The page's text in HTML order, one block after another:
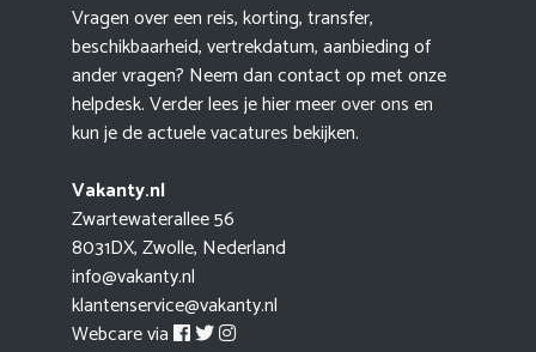
Vragen over een reis, korting, transfer,
beschikbaarheid, vertrekdatum, aanbieding of
ander vragen? Neem dan contact op met onze
helpdesk. Verder lees je hier meerover onsen
kun je de actuelevacaturesbekijken.
Vakanty.nl
Zwartewaterallee 56
8031DX, Zwolle, Nederland
info@vakanty.nl
klantenservice@vakanty.nl
Webcare via